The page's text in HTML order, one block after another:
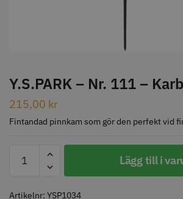
Y.S.PARK – Nr. 111 –
215,00 kr
Fintandad pinnkam som gör den perfekt vid
111
Lägg till i
Artikelnr: YSP1034